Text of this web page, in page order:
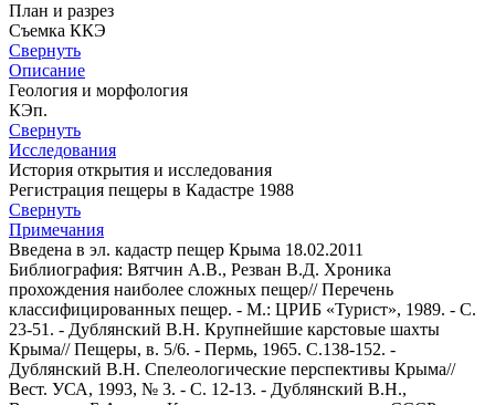
План и разрез
Съемка ККЭ
Свернуть
Описание
Геология и морфология
КЭп.
Свернуть
Исследования
История открытия и исследования
Регистрация пещеры в Кадастре 1988
Свернуть
Примечания
Введена в эл. кадастр пещер Крыма 18.02.2011
Библиография: Вятчин А.В., Резван В.Д. Хроника
прохождения наиболее сложных пещер// Перечень
классифицированных пещер. - М.: ЦРИБ «Турист», 1989. - С.
23-51. - Дублянский В.Н. Крупнейшие карстовые шахты
Крыма// Пещеры, в. 5/6. - Пермь, 1965. С.138-152. -
Дублянский В.Н. Спелеологические перспективы Крыма//
Вест. УСА, 1993, № 3. - С. 12-13. - Дублянский В.Н.,